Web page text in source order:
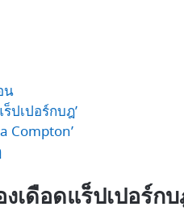
น
ปเปอร์กบฎ’
Compton’
งเดือดแร็ปเปอร์กบ